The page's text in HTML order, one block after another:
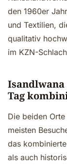
den 1960er
und Textilien,
qualitativ
im KZN-
Isandlwana
Tag
Die beiden
meisten
das
als auch